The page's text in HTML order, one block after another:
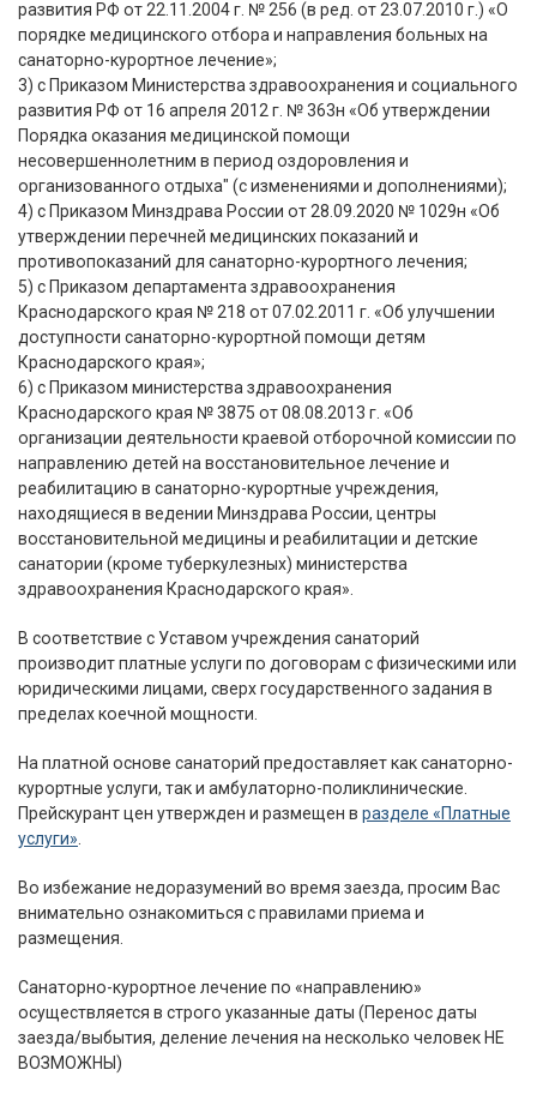
развития РФ от 22.11.2004 г. № 256 (в ред. от 23.07.2010 г.) «О
порядке медицинского отбора и направления больных на
санаторно-курортное лечение»;
3) с Приказом Министерства здравоохранения и социального
развития РФ от 16 апреля 2012 г. № 363н «Об утверждении
Порядка оказания медицинской помощи
несовершеннолетним в период оздоровления и
организованного отдыха" (с изменениями и дополнениями);
4) с Приказом Минздрава России от 28.09.2020 № 1029н «Об
утверждении перечней медицинских показаний и
противопоказаний для санаторно-курортного лечения;
5) с Приказом департамента здравоохранения
Краснодарского края № 218 от 07.02.2011 г. «Об улучшении
доступности санаторно-курортной помощи детям
Краснодарского края»;
6) с Приказом министерства здравоохранения
Краснодарского края № 3875 от 08.08.2013 г. «Об
организации деятельности краевой отборочной комиссии по
направлению детей на восстановительное лечение и
реабилитацию в санаторно-курортные учреждения,
находящиеся в ведении Минздрава России, центры
восстановительной медицины и реабилитации и детские
санатории (кроме туберкулезных) министерства
здравоохранения Краснодарского края».
В соответствие с Уставом учреждения санаторий
производит платные услуги по договорам с физическими или
юридическими лицами, сверх государственного задания в
пределах коечной мощности.
На платной основе санаторий предоставляет как санаторно-
курортные услуги, так и амбулаторно-поликлинические.
Прейскурант цен утвержден и размещен в разделе «Платные
услуги»
Во избежание недоразумений во время заезда, просим Вас
внимательно ознакомиться с правилами приема и
размещения.
Санаторно-курортное лечение по «направлению»
осуществляется в строго указанные даты (Перенос даты
заезда/выбытия, деление лечения на несколько человек НЕ
ВОЗМОЖНЫ)